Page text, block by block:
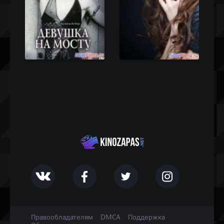
Правообладателям DMCA
Поддержка